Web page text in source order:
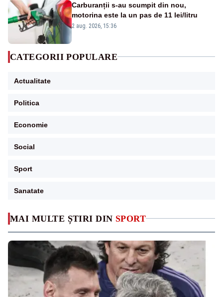
MAI MULTE ȘTIRI DIN SPORT
Carburanții s-au scumpit din nou,
motorina este la un pas de 11 lei/litru
2 aug. 2026, 15:36
CATEGORII POPULARE
Actualitate
Politica
Economie
Social
Sport
Sanatate